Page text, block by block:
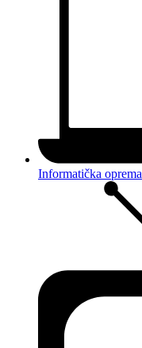
Informatička oprema